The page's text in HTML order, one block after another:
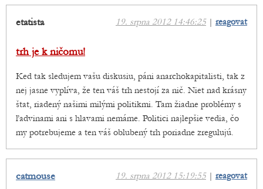
19. srpna 2012 14:46:25| reagovat
etatista
trh je k ničomu!
Ked tak sledujem vašu diskusiu, páni anarchokapitalisti, tak z
nej jasne vyplíva, že ten váš trh nestojí za nič. Niet nad krásny
štat, riadený našimi milými politikmi. Tam žiadne problémy s
ľadvinami ani s hlavami nemáme. Politici najlepšie vedia, čo
my potrebujeme a ten váš oblubený trh poriadne zregulujú.
19. srpna 2012 15:19:55| reagovat
catmouse